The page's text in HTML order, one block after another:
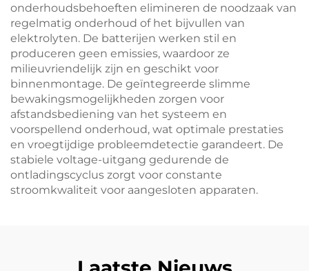
onderhoudsbehoeften elimineren de noodzaak van
regelmatig onderhoud of het bijvullen van
elektrolyten. De batterijen werken stil en
produceren geen emissies, waardoor ze
milieuvriendelijk zijn en geschikt voor
binnenmontage. De geïntegreerde slimme
bewakingsmogelijkheden zorgen voor
afstandsbediening van het systeem en
voorspellend onderhoud, wat optimale prestaties
en vroegtijdige probleemdetectie garandeert. De
stabiele voltage-uitgang gedurende de
ontladingscyclus zorgt voor constante
stroomkwaliteit voor aangesloten apparaten.